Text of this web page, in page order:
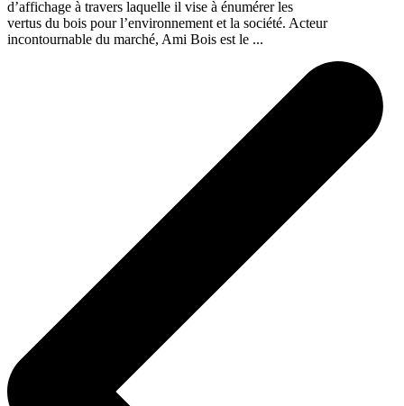
d’affichage à travers laquelle il vise à énumérer les
vertus du bois pour l’environnement et la société. Acteur
incontournable du marché, Ami Bois est le ...